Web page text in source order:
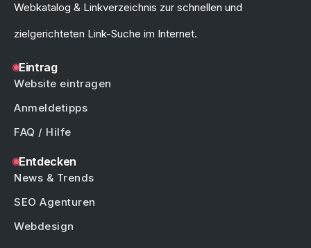
Webkatalog & Linkverzeichnis zur schnellen und
zielgerichteten Link-Suche im Internet.
Eintrag
Website eintragen
Anmeldetipps
FAQ / Hilfe
Entdecken
News & Trends
SEO Agenturen
Webdesign